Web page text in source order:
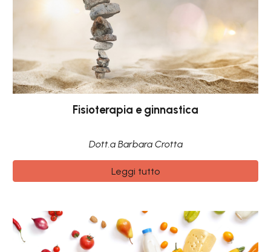
Fisioterapia e ginnastica
Dott.a Barbara Crotta
Leggi tutto